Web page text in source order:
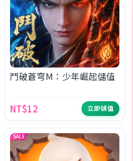
鬥破蒼穹M：少年崛起儲值
NT$12 立即儲值
SALE